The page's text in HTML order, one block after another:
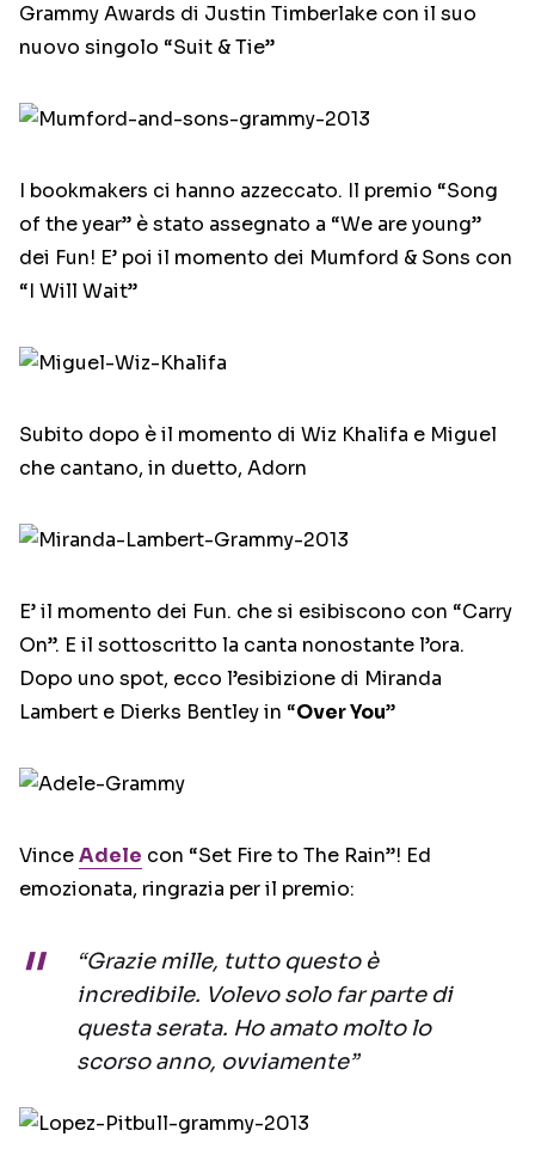
Grammy Awards di Justin Timberlake con il suo
nuovo singolo “Suit & Tie”
I bookmakers ci hanno azzeccato. Il premio “Song
of the year” è stato assegnato a “We are young”
dei Fun! E’ poi il momento dei Mumford & Sons con
“I Will Wait”
Subito dopo è il momento di Wiz Khalifa e Miguel
che cantano, in duetto, Adorn
E’ il momento dei Fun. che si esibiscono con “Carry
On”. E il sottoscritto la canta nonostante l’ora.
Dopo uno spot, ecco l’esibizione di Miranda
Lambert e Dierks Bentley in “Over You”
VinceAdele con “Set Fire to The Rain”! Ed
emozionata, ringrazia per il premio:
“Grazie mille, tutto questo è
incredibile. Volevo solo far parte di
questa serata. Ho amato molto lo
scorso anno, ovviamente”